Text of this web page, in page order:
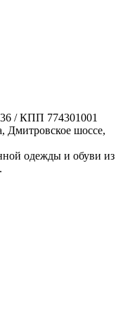
/ КПП 774301001
Дмитровское шоссе,
одежды и обуви из